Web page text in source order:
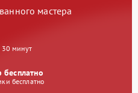
мастера
30 минут
бесплатно